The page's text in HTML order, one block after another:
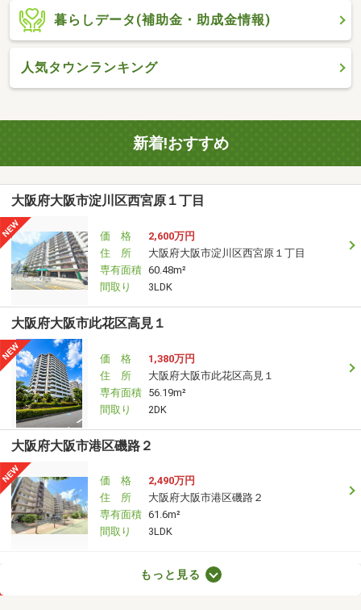
暮らしデータ(補助金・助成金情報)
人気タウンランキング
新着!おすすめ
大阪府大阪市淀川区西宮原１丁目
価 格
2,600万円
住 所
大阪府大阪市淀川区西宮原１丁目
専有面積 60.48m²
間取り
3LDK
大阪府大阪市此花区高見１
価 格
1,380万円
住 所
大阪府大阪市此花区高見１
専有面積 56.19m²
間取り
2DK
大阪府大阪市港区磯路２
価 格
2,490万円
住 所
大阪府大阪市港区磯路２
専有面積 61.6m²
間取り
3LDK
大阪府大阪市港区弁天３もっと見る